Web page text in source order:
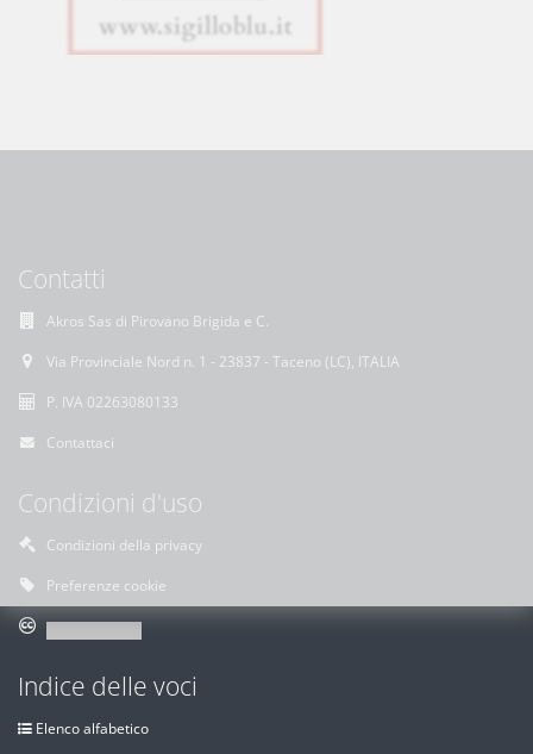
Contatti
Akros Sas di Pirovano Brigida e C.
Via Provinciale Nord n. 1 - 23837 - Taceno (LC), ITALIA
P. IVA 02263080133
Contattaci
Condizioni d'uso
Condizioni della privacy
Preferenze cookie
Indice delle voci
Elenco alfabetico